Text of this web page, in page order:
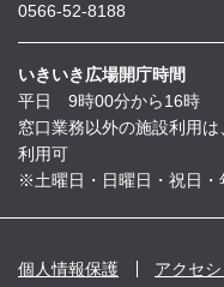
0566-52-8188
いきいき広場開庁時間
平日 9時00分から16時
窓口業務以外の施設利用
利用可
※土曜日・日曜日・祝日
個人情報保護 アクセ